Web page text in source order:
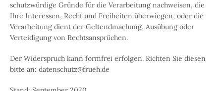
schutzwürdige Gründe für die Verarbeitung nachweisen, die
Ihre Interessen, Recht und Freiheiten überwiegen, oder die
Verarbeitung dient der Geltendmachung, Ausübung oder
Verteidigung von Rechtsansprüchen.
Der Widerspruch kann formfrei erfolgen. Richten Sie diesen
bitte an: datenschutz@frueh.de